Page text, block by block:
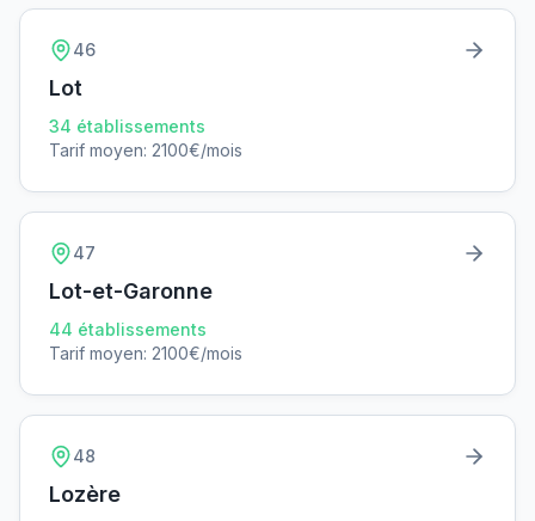
46
Lot
34 établissements
Tarif moyen: 2100€/mois
47
Lot-et-Garonne
44 établissements
Tarif moyen: 2100€/mois
48
Lozère